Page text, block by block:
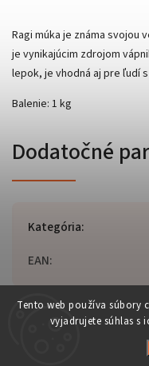
Tento web používa súbory
vyjadrujete súhlas s
Ragi múka je známa svojou
je vynikajúcim zdrojom
lepok, je vhodná aj pre ľudí
Balenie: 1 kg
Dodatočné
Kategória:
EAN: